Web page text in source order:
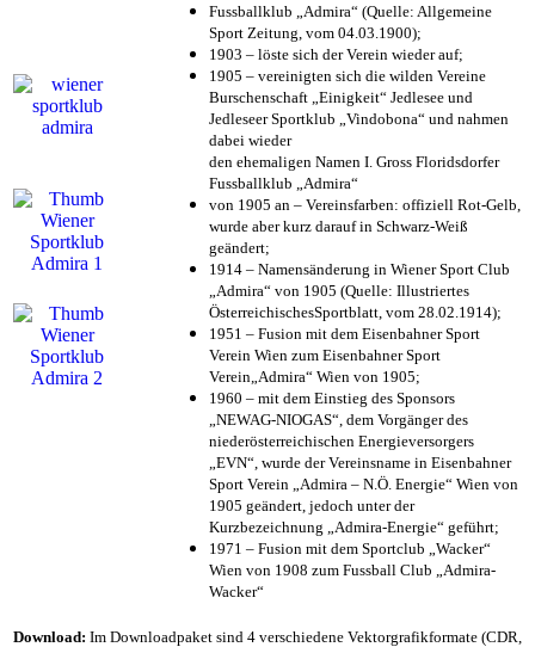
Fussballklub „Admira“ (Quelle: Allgemeine
Sport Zeitung, vom 04.03.1900);
1903 – löste sich der Verein wieder auf;
1905 – vereinigten sich die wilden Vereine
Burschenschaft „Einigkeit“ Jedlesee und
Jedleseer Sportklub „Vindobona“ und nahmen
dabei wieder
den ehemaligen Namen I. Gross Floridsdorfer
Fussballklub „Admira“
von 1905 an – Vereinsfarben: offiziell Rot-Gelb,
wurde aber kurz darauf in Schwarz-Weiß
geändert;
1914 – Namensänderung in Wiener Sport Club
„Admira“ von 1905 (Quelle: Illustriertes
ÖsterreichischesSportblatt, vom 28.02.1914);
1951 – Fusion mit dem Eisenbahner Sport
Verein Wien zum Eisenbahner Sport
Verein„Admira“ Wien von 1905;
1960 – mit dem Einstieg des Sponsors
„NEWAG-NIOGAS“, dem Vorgänger des
niederösterreichischen Energieversorgers
„EVN“, wurde der Vereinsname in Eisenbahner
Sport Verein „Admira – N.Ö. Energie“ Wien von
1905 geändert, jedoch unter der
Kurzbezeichnung „Admira-Energie“ geführt;
1971 – Fusion mit dem Sportclub „Wacker“
Wien von 1908 zum Fussball Club „Admira-
Wacker“
Download: Im Downloadpaket sind 4 verschiedene Vektorgrafikformate (CDR,